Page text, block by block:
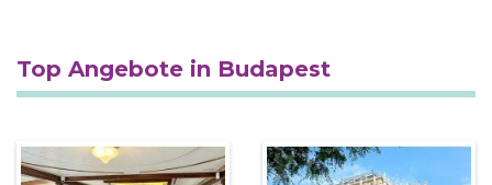
Top Angebote in Budapest